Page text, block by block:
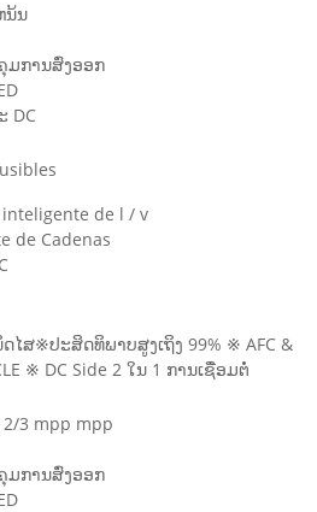
ນ້ນ
ການສົ່ງອອກ
DC
de l / v
de Cadenas
ໄສ※ປະສິດທິພາບສູງເຖິງ 99% ※ AFC &
※ DC Side 2 ໃນ 1 ການເຊື່ອມຕໍ່
3 mpp mpp
ການສົ່ງອອກ